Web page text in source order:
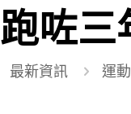
跑咗三
最新資訊 運